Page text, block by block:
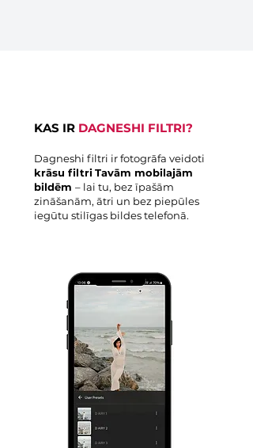
KAS IR DAGNESHI FILTRI?
Dagneshi filtri ir fotogrāfa veidoti
krāsu filtriTavām mobilajām
bildēm – lai tu, bez īpašām
zināšanām, ātri un bez piepūles
iegūtu stilīgas bildes telefonā.